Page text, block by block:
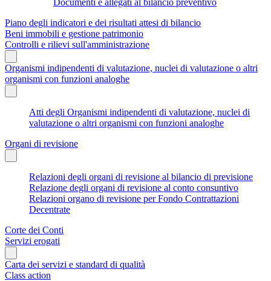
Piano degli indicatori e dei risultati attesi di bilancio
Beni immobili e gestione patrimonio
Controlli e rilievi sull'amministrazione
Organismi indipendenti di valutazione, nuclei di valutazione o altri
organismi con funzioni analoghe
Atti degli Organismi indipendenti di valutazione, nuclei di
valutazione o altri organismi con funzioni analoghe
Organi di revisione
Relazioni degli organi di revisione al bilancio di previsione
Relazione degli organi di revisione al conto consuntivo
Relazioni organo di revisione per Fondo Contrattazioni
Decentrate
Corte dei Conti
Servizi erogati
Carta dei servizi e standard di qualità
Class action